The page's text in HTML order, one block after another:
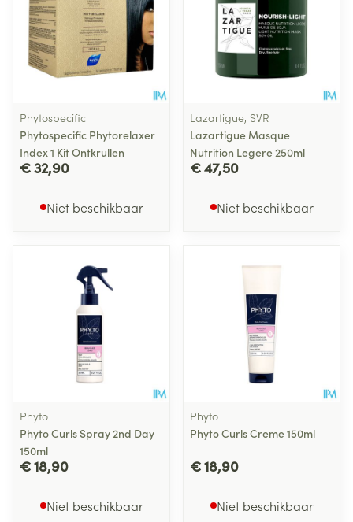
Phytospecific
Phytospecific Phytorelaxer
Index 1 Kit Ontkrullen
€ 32,90
Niet beschikbaar
Lazartigue, SVR
Lazartigue Masque
Nutrition Legere 250ml
€ 47,50
Niet beschikbaar
Phyto
Phyto Curls Spray 2nd Day
150ml
€ 18,90
Niet beschikbaar
Phyto
Phyto Curls Creme 150ml
€ 18,90
Niet beschikbaar